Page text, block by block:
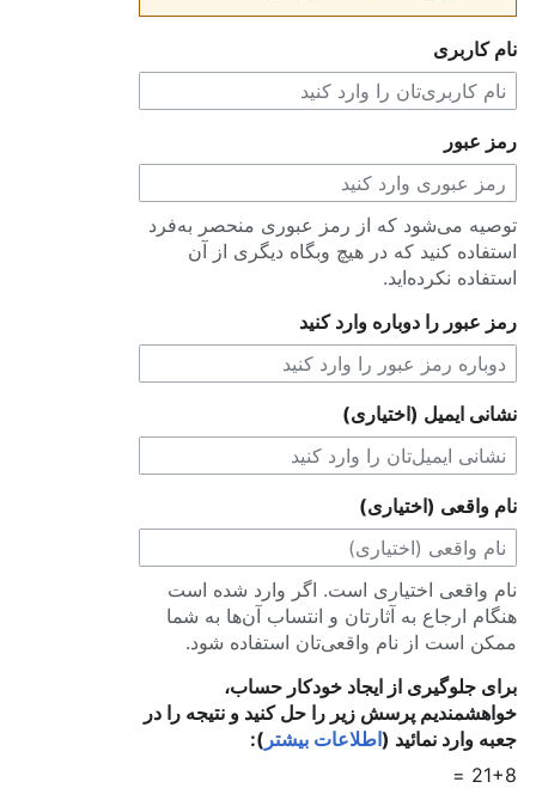
نام کاربری
رمز عبور
توصیه می‌شود که از رمز عبوری منحصر به‌فرد
استفاده کنید که در هیچ وبگاه دیگری از آن
استفاده نکرده‌اید.
رمز عبور را دوباره وارد کنید
نشانی ایمیل (اختیاری)
نام واقعی (اختیاری)
نام واقعی اختیاری است. اگر وارد شده است
هنگام ارجاع به آثارتان و انتساب آن‌ها به شما
ممکن است از نام واقعی‌تان استفاده شود.
برای جلوگیری از ایجاد خودکار حساب،
خواهشمندیم پرسش زیر را حل کنید و نتیجه را در
جعبه وارد نمائید (اطلاعات بیشتر ):
21+8 =